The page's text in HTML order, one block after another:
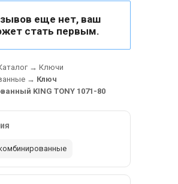
еще нет, ваш
стать первым.
→ Ключи
→ Ключ
KING TONY 1071-80